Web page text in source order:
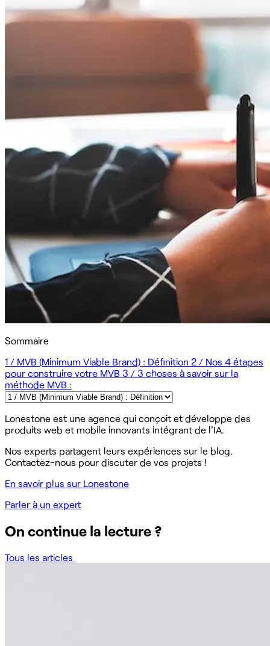
Sommaire
1 / MVB (Minimum Viable Brand) : Définition 2 / Nos 4 étapes
pour construire votre MVB 3 / 3 choses à savoir sur la
méthode MVB :
Lonestone est une agence qui conçoit et développe des
produits web et mobile innovants intégrant de l'IA.
Nos experts partagent leurs expériences sur le blog.
Contactez-nous pour discuter de vos projets !
En savoir plus sur Lonestone
Parler à un expert
On continue la lecture ?
Tous les articles